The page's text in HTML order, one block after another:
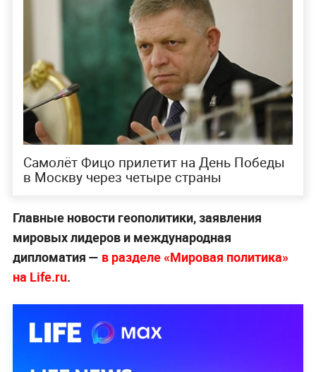
Самолёт Фицо прилетит на День Победы
в Москву через четыре страны
Главные новости геополитики, заявления
мировых лидеров и международная
дипломатия — в разделе «Мировая политика»
на Life.ru.